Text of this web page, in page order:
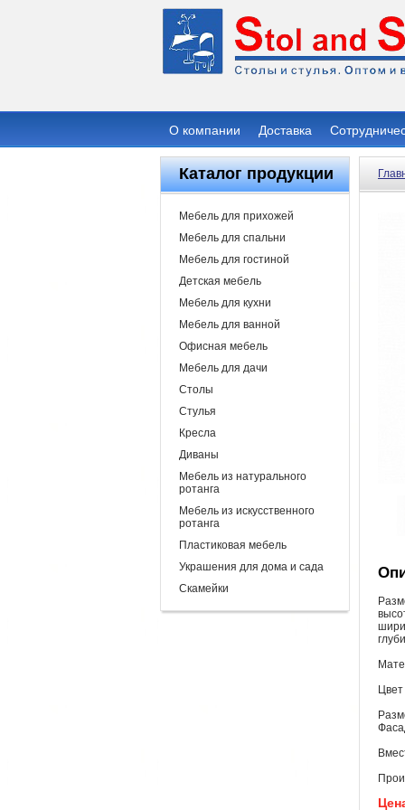
О компании Доставка
Каталог продукции
Мебель для прихожей
Мебель для спальни
Мебель для гостиной
Детская мебель
Мебель для кухни
Мебель для ванной
Офисная мебель
Мебель для дачи
Столы
Стулья
Кресла
Диваны
Мебель из натурального
ротанга
Мебель из искусственного
ротанга
Пластиковая мебель
Украшения для дома и сада
Скамейки